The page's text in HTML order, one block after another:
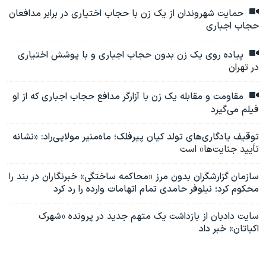
حمایت شهروندان از یک زن با حجاب اختیاری در برابر مدافعان
حجاب اجباری
پیاده روی یک زن بدون حجاب اجباری و با پوشش اختیاری
در تهران
مقاومت و مقابله یک زن با آزارگر مدافع حجاب اجباری که از او
فیلم می‌گیرد
توقیف یادگاری‌های تولد کیان پیرفلک؛ ماه‌منیر مولایی‌راد: «نشانه
تأیید جنایت‌ها» است
سازمان گزارشگران بدون مرز «محاکمه ساختگی» خبرنگاران در بند را
محکوم کرد؛ نیلوفر حامدی تمام اتهامات وارده را رد کرد
سایت دادبان از بازداشت یک متهم جدید در پرونده «شهرک
اکباتان» خبر داد